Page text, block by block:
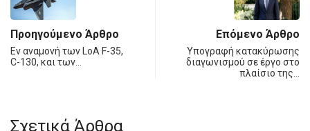
Προηγούμενο Άρθρο
Εν αναμονή των LoA F-35,
C-130, και των…
Επόμενο Άρθρο
Υπογραφή κατακύρωσης
διαγωνισμού σε έργο στο
πλαίσιο της…
Σχετικά Άρθρα